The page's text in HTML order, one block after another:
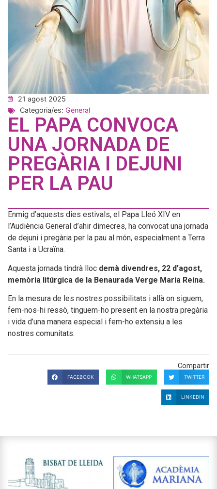
21 agost 2025
Categoria/es: General
EL PAPA CONVOCA
UNA JORNADA DE
PREGÀRIA I DEJUNI
PER LA PAU
Enmig d’aquests dies estivals, el Papa Lleó XIV en
l’Audiència General d’ahir dimecres, ha convocat una jornada
de dejuni i pregària per la pau al món, especialment a Terra
Santa i a Ucraïna.
Aquesta jornada tindrà lloc demà divendres, 22 d’agost,
memòria litúrgica de la Benaurada Verge Maria Reina.
En la mesura de les nostres possibilitats i allà on siguem,
fem-nos-hi ressò, tinguem-ho present en la nostra pregària
i vida d’una manera especial i fem-ho extensiu a les
nostres comunitats.
Compartir
FACEBOOK WHATSAPP TWITTER
LINKEDIN